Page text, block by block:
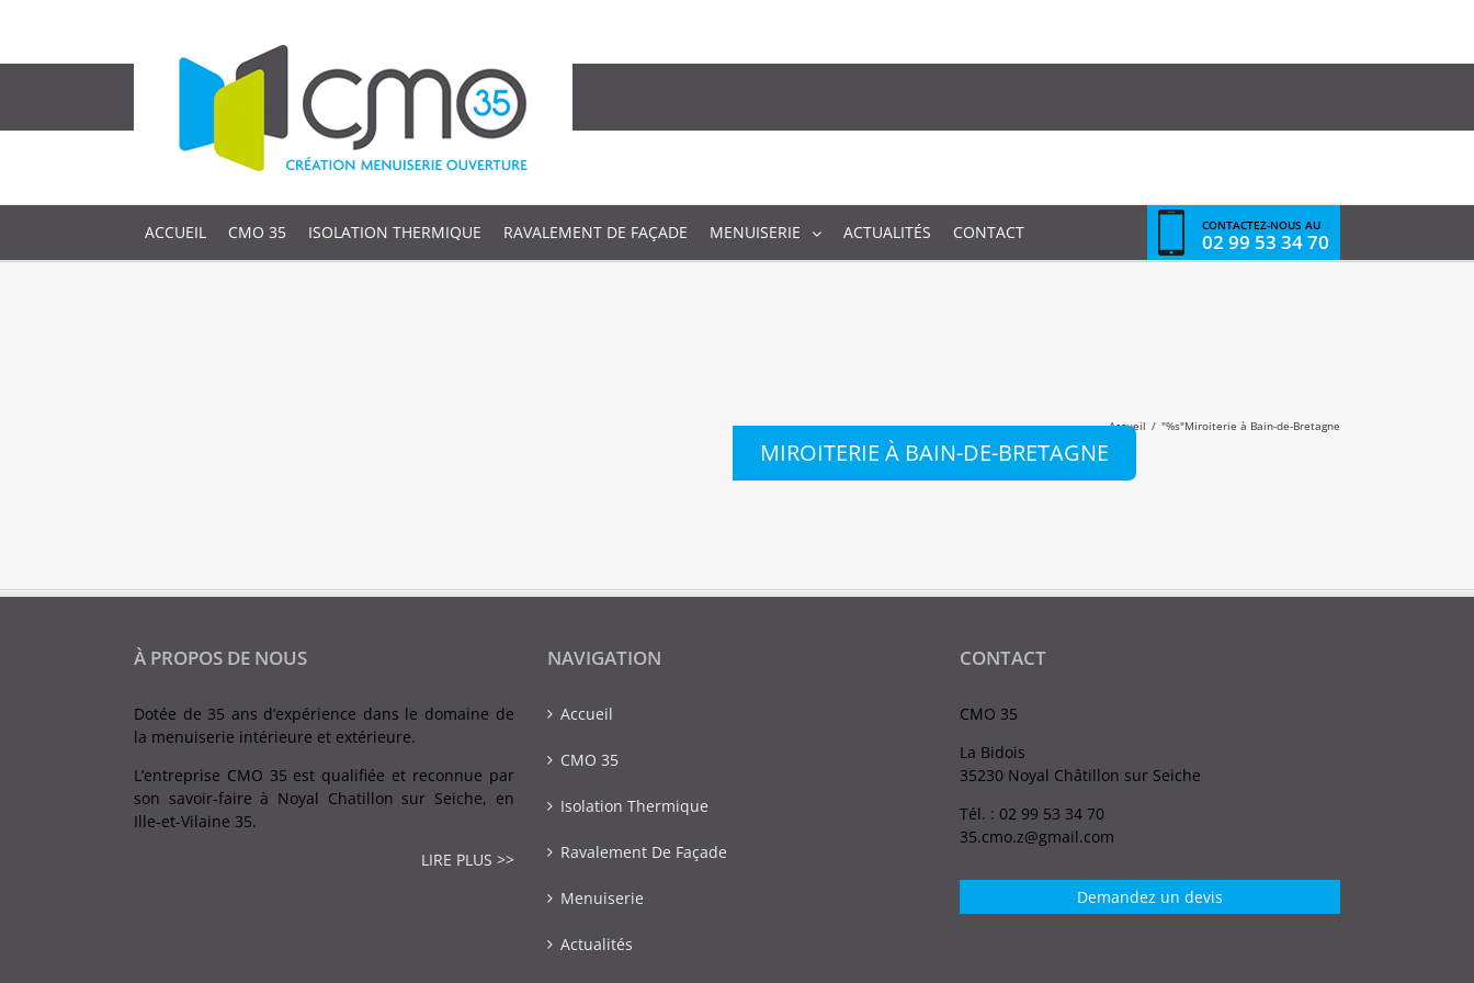
ACCUEIL CMO 35 ISOLATION THERMIQUE RAVALEMENT DE FAÇADE MENUISERIE ACTUALITÉS CONTACT CONTACTEZ-NOUS AU
02 99 53 34 70
MIROITERIE À BAIN-DE-BRETAGNE
Accueil / "%s"Miroiterie à Bain-de-Bretagne
À PROPOS DE NOUS
Dotée de 35 ans d’expérience dans le domaine de
la menuiserie intérieure et extérieure.
L’entreprise CMO 35 est qualifiée et reconnue par
son savoir-faire à Noyal Chatillon sur Seiche, en
Ille-et-Vilaine 35.
LIRE PLUS >>
NAVIGATION
Accueil
CMO 35
Isolation Thermique
Ravalement De Façade
Menuiserie
Actualités
CONTACT
CMO 35
La Bidois
35230 Noyal Châtillon sur Seiche
Tél. : 02 99 53 34 70
35.cmo.z@gmail.com
Demandez un devis